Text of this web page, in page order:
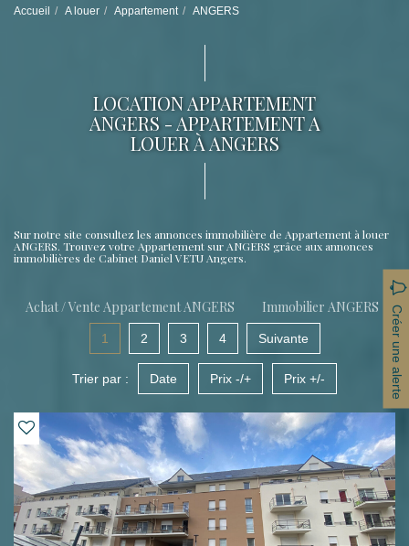
Accueil A louer Appartement ANGERS
LOCATION APPARTEMENT
ANGERS - APPARTEMENT A
LOUER À ANGERS
Sur notre site consultez les annonces immobilière de Appartement à louer
ANGERS. Trouvez votre Appartement sur ANGERS grâce aux annonces
immobilières de Cabinet Daniel VETU Angers.
Achat / Vente Appartement ANGERS Immobilier ANGERS Créer une alerte
1 2 3 4 Suivante
Trier par : Date Prix -/+ Prix +/-